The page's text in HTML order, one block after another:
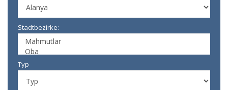
Stadtbezirke:
Typ